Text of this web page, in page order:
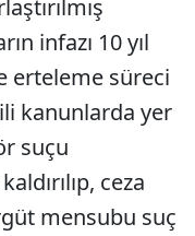
infazı 10 yıl
erteleme süreci
kanunlarda yer
suçu
ceza
mensubu suç